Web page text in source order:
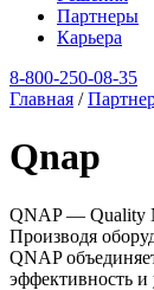
Партнеры
Карьера
8‑800‑250‑08‑35
Главная /
Qnap
QNAP — Quality
Производя
QNAP
эффективность